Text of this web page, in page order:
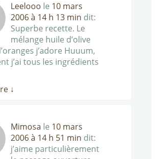
Leelooo le 10 mars
2006 à 14 h 13 min dit:
Superbe recette. Le
mélange huile d’olive
j’adore Huuum,
j’ai tous les ingrédients
↓
Mimosa le 10 mars
2006 à 14 h 51 min dit:
j’aime particulièrement